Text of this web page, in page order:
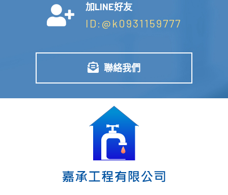
加LINE好友
ID:@k0931159777
聯絡我們